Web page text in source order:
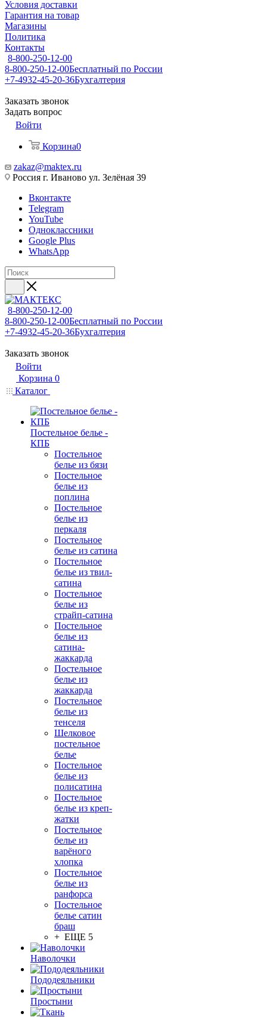
Условия доставки
Гарантия на товар
Магазины
Политика
Контакты
8-800-250-12-00
8-800-250-12-00Бесплатный по России
+7-4932-45-20-36Бухгалтерия
Заказать звонок
Задать вопрос
Войти
Корзина0
zakaz@maktex.ru
Россия г. Иваново ул. Зелёная 39
Вконтакте
Telegram
YouTube
Одноклассники
Google Plus
WhatsApp
8-800-250-12-00
8-800-250-12-00Бесплатный по России
+7-4932-45-20-36Бухгалтерия
Заказать звонок
Войти
Корзина 0
Каталог
Постельное белье -
КПБ
Постельное
белье из бязи
Постельное
белье из
поплина
Постельное
белье из
перкаля
Постельное
белье из сатина
Постельное
белье из твил-
сатина
Постельное
белье из
страйп-сатина
Постельное
белье из
сатина-
жаккарда
Постельное
белье из
жаккарда
Постельное
белье из
тенселя
Шелковое
постельное
белье
Постельное
белье из
полисатина
Постельное
белье из креп-
жатки
Постельное
белье из
варёного
хлопка
Постельное
белье из
ранфорса
Постельное
белье сатин
браш
+ ЕЩЕ 5
Наволочки
Пододеяльники
Простыни